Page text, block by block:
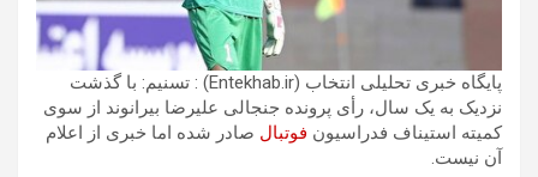
پایگاه خبری تحلیلی انتخاب (Entekhab.ir) : تسنیم: با گذشت
نزدیک به یک سال، رأی پرونده جنجالی علیرضا بیرانوند از سوی
کمیته استیناف فدراسیون فوتبال صادر شده اما خبری از اعلام
آن نیست.